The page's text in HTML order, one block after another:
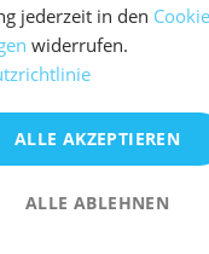
→
Törns
Segeltörn
jederzeit in den
widerrufen.
ALLE AKZEPTIEREN
ALLE ABLEHNEN